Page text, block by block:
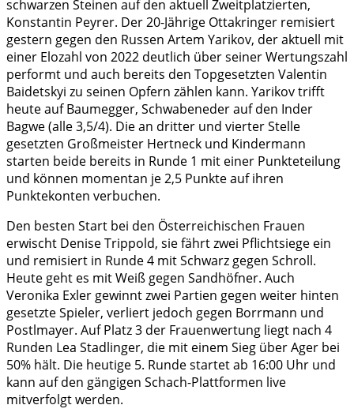
schwarzen Steinen auf den aktuell Zweitplatzierten,
Konstantin Peyrer. Der 20-Jährige Ottakringer remisiert
gestern gegen den Russen Artem Yarikov, der aktuell mit
einer Elozahl von 2022 deutlich über seiner Wertungszahl
performt und auch bereits den Topgesetzten Valentin
Baidetskyi zu seinen Opfern zählen kann. Yarikov trifft
heute auf Baumegger, Schwabeneder auf den Inder
Bagwe (alle 3,5/4). Die an dritter und vierter Stelle
gesetzten Großmeister Hertneck und Kindermann
starten beide bereits in Runde 1 mit einer Punkteteilung
und können momentan je 2,5 Punkte auf ihren
Punktekonten verbuchen.
Den besten Start bei den Österreichischen Frauen
erwischt Denise Trippold, sie fährt zwei Pflichtsiege ein
und remisiert in Runde 4 mit Schwarz gegen Schroll.
Heute geht es mit Weiß gegen Sandhöfner. Auch
Veronika Exler gewinnt zwei Partien gegen weiter hinten
gesetzte Spieler, verliert jedoch gegen Borrmann und
Postlmayer. Auf Platz 3 der Frauenwertung liegt nach 4
Runden Lea Stadlinger, die mit einem Sieg über Ager bei
50% hält. Die heutige 5. Runde startet ab 16:00 Uhr und
kann auf den gängigen Schach-Plattformen live
mitverfolgt werden.